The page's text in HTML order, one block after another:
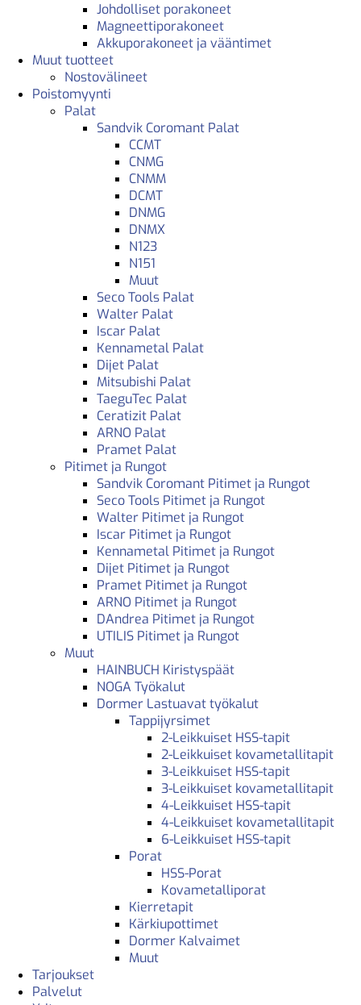
Johdolliset porakoneet
Magneettiporakoneet
Akkuporakoneet ja vääntimet
Muut tuotteet
Nostovälineet
Poistomyynti
Palat
Sandvik Coromant Palat
CCMT
CNMG
CNMM
DCMT
DNMG
DNMX
N123
N151
Muut
Seco Tools Palat
Walter Palat
Iscar Palat
Kennametal Palat
Dijet Palat
Mitsubishi Palat
TaeguTec Palat
Ceratizit Palat
ARNO Palat
Pramet Palat
Pitimet ja Rungot
Sandvik Coromant Pitimet ja Rungot
Seco Tools Pitimet ja Rungot
Walter Pitimet ja Rungot
Iscar Pitimet ja Rungot
Kennametal Pitimet ja Rungot
Dijet Pitimet ja Rungot
Pramet Pitimet ja Rungot
ARNO Pitimet ja Rungot
DAndrea Pitimet ja Rungot
UTILIS Pitimet ja Rungot
Muut
HAINBUCH Kiristyspäät
NOGA Työkalut
Dormer Lastuavat työkalut
Tappijyrsimet
2-Leikkuiset HSS-tapit
2-Leikkuiset kovametallitapit
3-Leikkuiset HSS-tapit
3-Leikkuiset kovametallitapit
4-Leikkuiset HSS-tapit
4-Leikkuiset kovametallitapit
6-Leikkuiset HSS-tapit
Porat
HSS-Porat
Kovametalliporat
Kierretapit
Kärkiupottimet
Dormer Kalvaimet
Muut
Tarjoukset
Palvelut